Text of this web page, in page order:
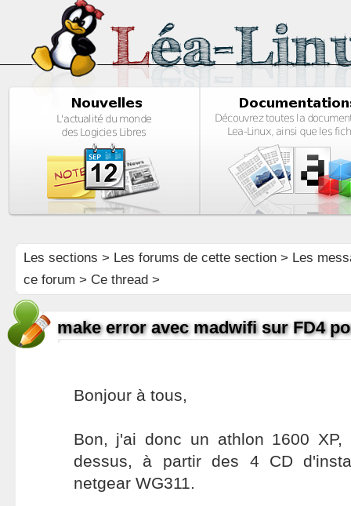
Les sections > Les forums de cette section> Les
ce forum > Ce thread >
make error avec madwifi sur FD4
Bonjour à tous,
Bon, j'ai donc un athlon 1600
dessus, à partir des 4 CD
netgear WG311.